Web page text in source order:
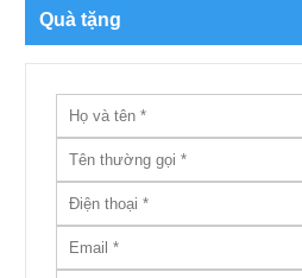
Quà tặng